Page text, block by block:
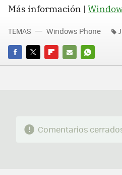
Más información |
FACEBOOK
TWITTERFLIPBOARD
E-
WHATSAPP
TEMAS Windows Phone
Comentarios